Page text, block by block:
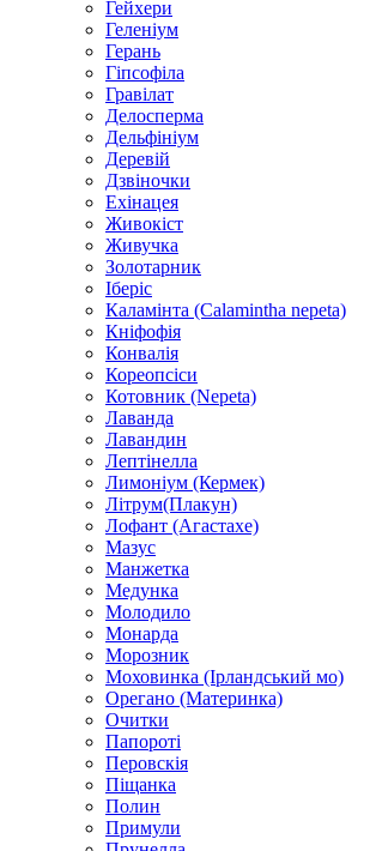
Гейхери
Геленіум
Герань
Гіпсофіла
Гравілат
Делосперма
Дельфініум
Деревій
Дзвіночки
Ехінацея
Живокіст
Живучка
Золотарник
Іберіс
Каламінта (Calamintha nepeta)
Кніфофія
Конвалія
Кореопсіси
Котовник (Nepeta)
Лаванда
Лавандин
Лептінелла
Лимоніум (Кермек)
Літрум(Плакун)
Лофант (Агастахе)
Мазус
Манжетка
Медунка
Молодило
Монарда
Морозник
Моховинка (Ірландський мо)
Орегано (Материнка)
Очитки
Папороті
Перовскія
Піщанка
Полин
Примули